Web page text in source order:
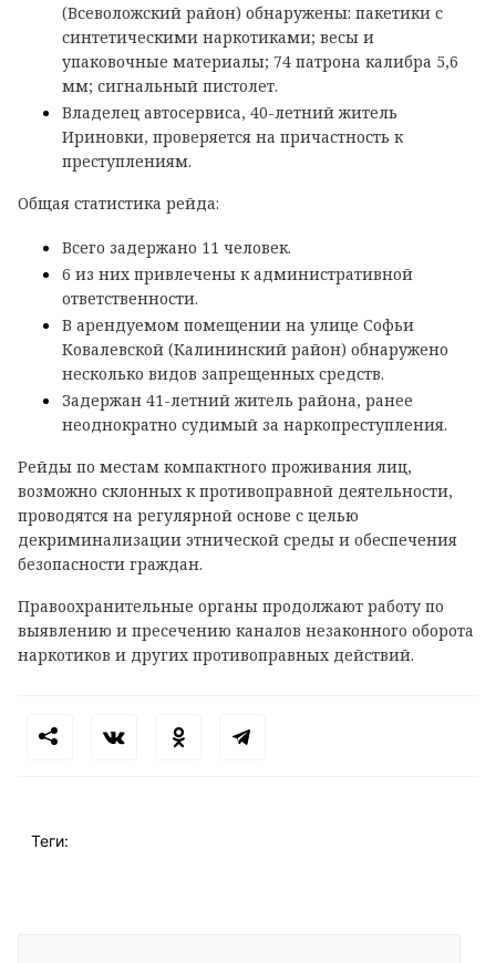
(Всеволожский район) обнаружены: пакетики с
синтетическими наркотиками; весы и
упаковочные материалы; 74 патрона калибра 5,6
мм; сигнальный пистолет.
Владелец автосервиса, 40-летний житель
Ириновки, проверяется на причастность к
преступлениям.
Общая статистика рейда:
Всего задержано 11 человек.
6 из них привлечены к административной
ответственности.
В арендуемом помещении на улице Софьи
Ковалевской (Калининский район) обнаружено
несколько видов запрещенных средств.
Задержан 41-летний житель района, ранее
неоднократно судимый за наркопреступления.
Рейды по местам компактного проживания лиц,
возможно склонных к противоправной деятельности,
проводятся на регулярной основе с целью
декриминализации этнической среды и обеспечения
безопасности граждан.
Правоохранительные органы продолжают работу по
выявлению и пресечению каналов незаконного оборота
наркотиков и других противоправных действий.
Теги: